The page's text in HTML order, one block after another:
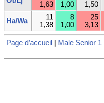
1,63
1,00
1,50
Ha/Wa
11
1,38
8
1,00
25
3,13
Page d’accueil Male Senior 1|